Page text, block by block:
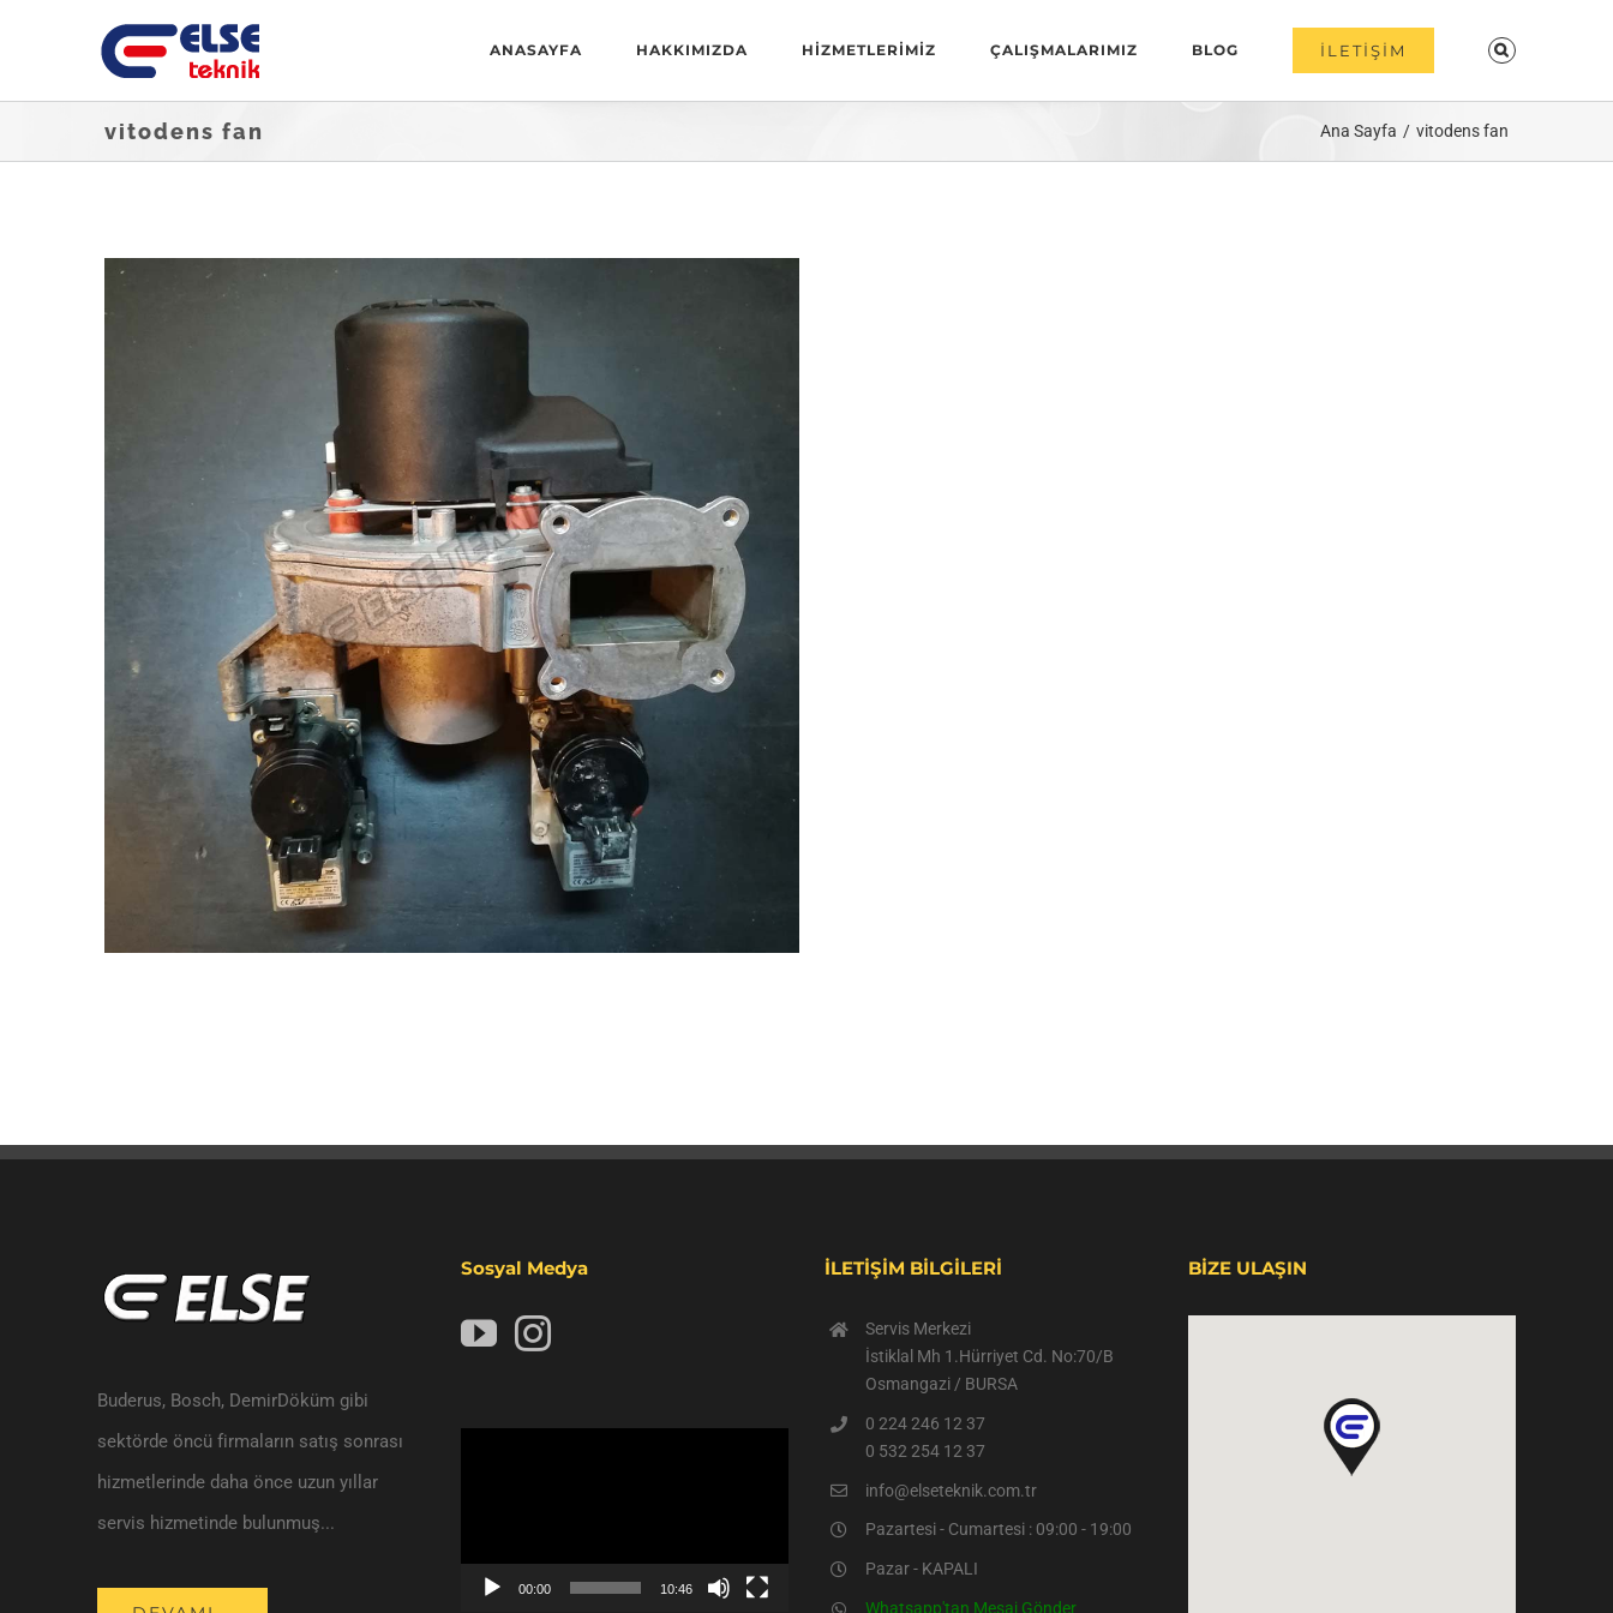
content
ANASAYFA HAKKIMIZDA HİZMETLERİMİZ ÇALIŞMALARIMIZ BLOG İLETİŞİM
vitodens fan Ana Sayfa vitodens fan
Buderus, Bosch, DemirDöküm gibi
sektörde öncü firmaların satış sonrası
hizmetlerinde daha önce uzun yıllar
servis hizmetinde bulunmuş...
Sosyal Medya
00:00 10:46
İLETİŞİM BİLGİLERİ
Servis Merkezi
İstiklal Mh 1.Hürriyet Cd. No:70/B
Osmangazi / BURSA
0 224 246 12 37
0 532 254 12 37
info@elseteknik.com.tr
Pazartesi - Cumartesi : 09:00 - 19:00
Pazar - KAPALI
Whatsapp'tan Mesaj Gönder
BİZE ULAŞIN